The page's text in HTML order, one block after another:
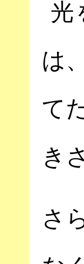
光
は
て
き
さ